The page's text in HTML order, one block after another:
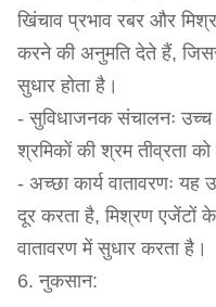
खिंचाव प्रभाव रबर और
करने की अनुमति देते हैं,
सुधार होता है।
- सुविधाजनक संचालनः
श्रमिकों की श्रम तीव्रता
- अच्छा कार्य वातावरणः
दूर करता है, मिश्रण एजेंटों
वातावरण में सुधार करता है।
6. नुकसान: